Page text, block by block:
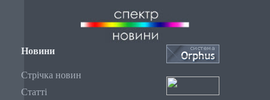
Новини
Стрічка новин
Статті